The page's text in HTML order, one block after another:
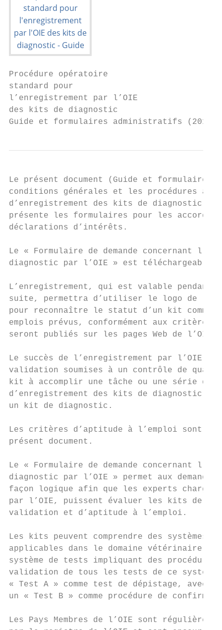
Procédure opératoire
standard pour
l’enregistrement par l’OIE
des kits de diagnostic
Guide et formulaires administratifs (2012)
Le présent document (Guide et
conditions générales et les procédures
d’enregistrement des kits de diagnostic
présente les formulaires pour les
déclarations d’intérêts.
Le « Formulaire de demande concernant
diagnostic par l’OIE » est téléchargeable
L’enregistrement, qui est valable pendant
suite, permettra d’utiliser le logo de
pour reconnaître le statut d’un kit comme
emplois prévus, conformément aux
seront publiés sur les pages Web de l’OIE.
Le succès de l’enregistrement par l’OIE
validation soumises à un contrôle de
kit à accomplir une tâche ou une série de
d’enregistrement des kits de diagnostic
un kit de diagnostic.
Les critères d’aptitude à l’emploi sont
présent document.
Le « Formulaire de demande concernant
diagnostic par l’OIE » permet aux
façon logique afin que les experts chargés
par l’OIE, puissent évaluer les kits de
validation et d’aptitude à l’emploi.
Les kits peuvent comprendre des systèmes
applicables dans le domaine vétérinaire, y
système de tests impliquant des
validation de tous les tests de ce
« Test A » comme test de dépistage, avec
un « Test B » comme procédure de
Les Pays Membres de l’OIE sont